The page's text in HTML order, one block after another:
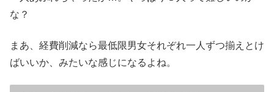
な？
まあ、経費削減なら最低限男女それぞれ一人ずつ揃えとけ
ばいいか、みたいな感じになるよね。